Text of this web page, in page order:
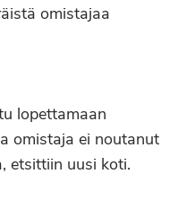
omistajaa
lopettamaan
omistaja ei noutanut
etsittiin uusi koti.